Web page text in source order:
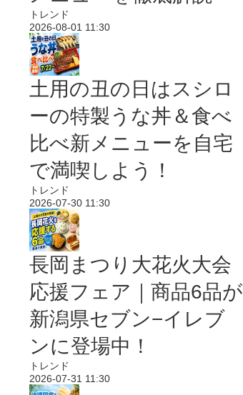
トレンド
2026-08-01 11:30
土用の丑の日はスシロ
ーの特製うな丼＆食べ
比べ新メニューを自宅
で満喫しよう！
トレンド
2026-07-30 11:30
長岡まつり大花火大会
応援フェア｜商品6品が
新潟県セブン−イレブ
ンに登場中！
トレンド
2026-07-31 11:30